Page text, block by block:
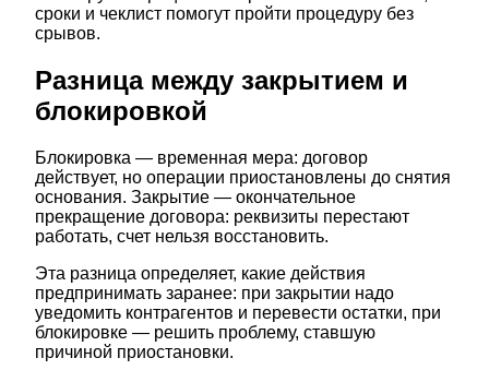
сроки и чеклист помогут пройти процедуру без
срывов.
Разница между закрытием и
блокировкой
Блокировка — временная мера: договор
действует, но операции приостановлены до снятия
основания. Закрытие — окончательное
прекращение договора: реквизиты перестают
работать, счет нельзя восстановить.
Эта разница определяет, какие действия
предпринимать заранее: при закрытии надо
уведомить контрагентов и перевести остатки, при
блокировке — решить проблему, ставшую
причиной приостановки.